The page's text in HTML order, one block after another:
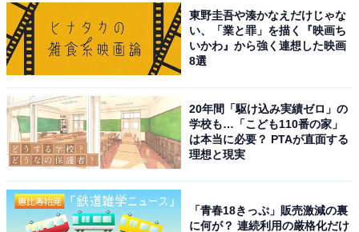
東野圭吾や湊かなえだけじゃな
い、「業と罪」を描く『映画ち
いかわ』から強く連想した映画
8選
20年間「駆け込み実績ゼロ」の
学校も…「こども110番の家」
は本当に必要？ PTAが直面する
理想と現実
「青春18きっぷ」販売激減の裏
に何が？ 連続利用の厳格化だけ